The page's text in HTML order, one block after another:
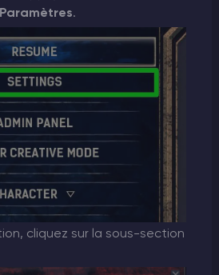
Paramètres.
cliquez sur la sous-section